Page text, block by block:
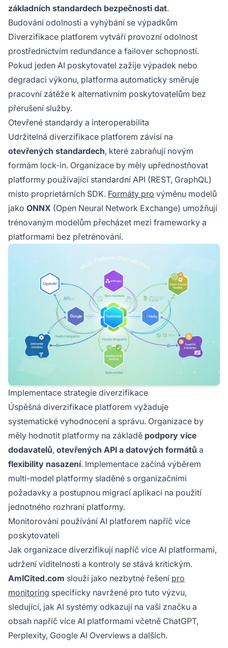
základních standardech bezpečnosti dat.
Budování odolnosti a vyhýbání se výpadkům
Diverzifikace platforem vytváří provozní odolnost
prostřednictvím redundance a failover schopností.
Pokud jeden AI poskytovatel zažije výpadek nebo
degradaci výkonu, platforma automaticky směruje
pracovní zátěže k alternativním poskytovatelům bez
přerušení služby.
Otevřené standardy a interoperabilita
Udržitelná diverzifikace platforem závisí na
otevřených standardech, které zabraňují novým
formám lock-in. Organizace by měly upřednostňovat
platformy používající standardní API (REST, GraphQL)
místo proprietárních SDK. Formáty pro výměnu modelů
jako ONNX (Open Neural Network Exchange) umožňují
trénovaným modelům přecházet mezi frameworky a
platformami bez přetrénování.
Implementace strategie diverzifikace
Úspěšná diverzifikace platforem vyžaduje
systematické vyhodnocení a správu. Organizace by
měly hodnotit platformy na základě podpory více
dodavatelů, otevřených API a datových formátů a
flexibility nasazení. Implementace začíná výběrem
multi-model platformy sladěné s organizačními
požadavky a postupnou migrací aplikací na použití
jednotného rozhraní platformy.
Monitorování používání AI platforem napříč více
poskytovateli
Jak organizace diverzifikují napříč více AI platformami,
udržení viditelnosti a kontroly se stává kritickým.
AmICited.com slouží jako nezbytné řešení pro
monitoring specificky navržené pro tuto výzvu,
sledující, jak AI systémy odkazují na vaši značku a
obsah napříč více AI platformami včetně ChatGPT,
Perplexity, Google AI Overviews a dalších.